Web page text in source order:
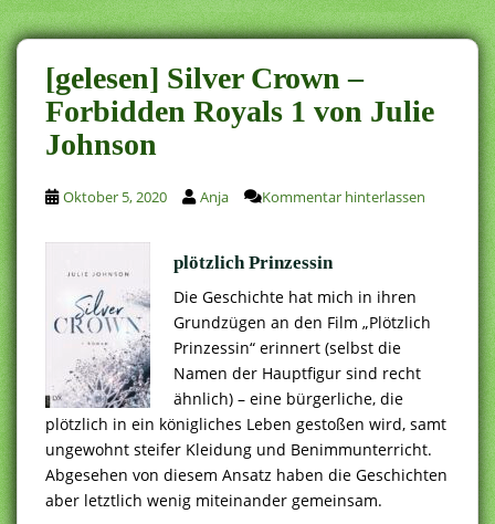
[gelesen] Silver Crown –
Forbidden Royals 1 von Julie
Johnson
Oktober 5, 2020 Anja Kommentar hinterlassen
plötzlich Prinzessin
Die Geschichte hat mich in ihren
Grundzügen an den Film „Plötzlich
Prinzessin“ erinnert (selbst die
Namen der Hauptfigur sind recht
ähnlich) – eine bürgerliche, die
plötzlich in ein königliches Leben gestoßen wird, samt
ungewohnt steifer Kleidung und Benimmunterricht.
Abgesehen von diesem Ansatz haben die Geschichten
aber letztlich wenig miteinander gemeinsam.